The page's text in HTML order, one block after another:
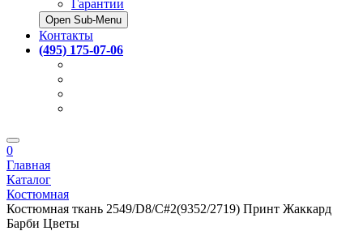
Гарантии
Open Sub-Menu
Контакты
(495) 175-07-06
0
Главная
Каталог
Костюмная
Костюмная ткань 2549/D8/C#2(9352/2719) Принт Жаккард
Барби Цветы